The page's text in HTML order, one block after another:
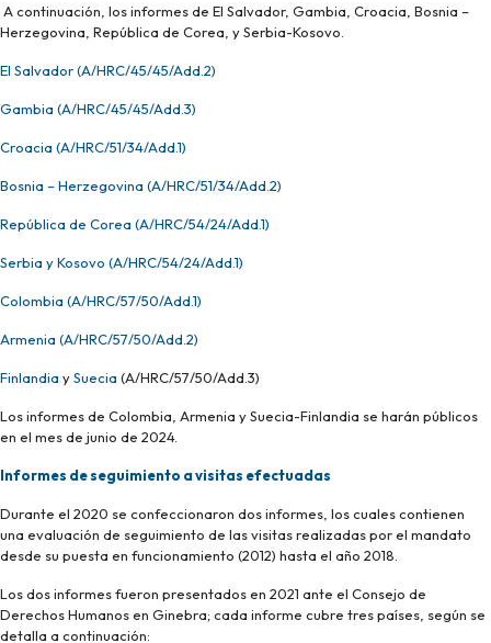
A continuación, los informes de El Salvador, Gambia, Croacia, Bosnia –
Herzegovina, República de Corea, y Serbia-Kosovo.
El Salvador (A/HRC/45/45/Add.2)
Gambia (A/HRC/45/45/Add.3)
Croacia (A/HRC/51/34/Add.1)
Bosnia – Herzegovina (A/HRC/51/34/Add.2)
República de Corea (A/HRC/54/24/Add.1)
Serbia y Kosovo (A/HRC/54/24/Add.1)
Colombia (A/HRC/57/50/Add.1)
Armenia (A/HRC/57/50/Add.2)
Finlandia ySuecia (A/HRC/57/50/Add.3)
Los informes de Colombia, Armenia y Suecia-Finlandia se harán públicos
en el mes de junio de 2024.
Informes de seguimiento a visitas efectuadas
Durante el 2020 se confeccionaron dos informes, los cuales contienen
una evaluación de seguimiento de las visitas realizadas por el mandato
desde su puesta en funcionamiento (2012) hasta el año 2018.
Los dos informes fueron presentados en 2021 ante el Consejo de
Derechos Humanos en Ginebra; cada informe cubre tres países, según se
detalla a continuación: